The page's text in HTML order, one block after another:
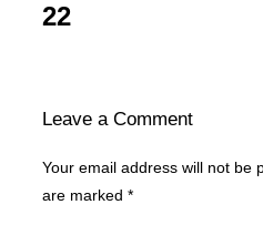
22
Leave a Comment
Your email address will not be
are marked *